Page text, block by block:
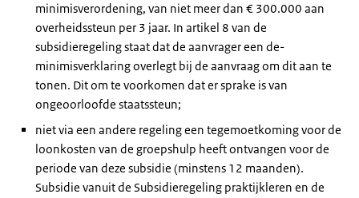
minimisverordening, van niet meer dan € 300.000 aan
overheidssteun per 3 jaar. In artikel 8 van de
subsidieregeling staat dat de aanvrager een de-
minimisverklaring overlegt bij de aanvraag om dit aan te
tonen. Dit om te voorkomen dat er sprake is van
ongeoorloofde staatssteun;
niet via een andere regeling een tegemoetkoming voor de
loonkosten van de groepshulp heeft ontvangen voor de
periode van deze subsidie (minstens 12 maanden).
Subsidie vanuit de Subsidieregeling praktijkleren en de